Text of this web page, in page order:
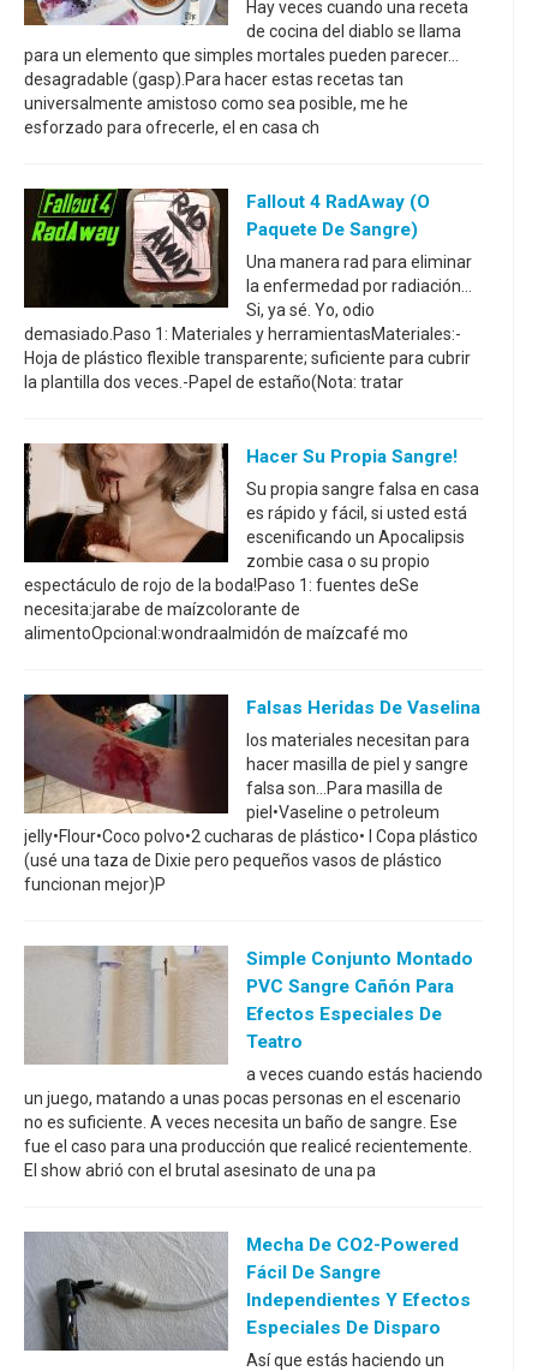
Hay veces cuando una receta
de cocina del diablo se llama
para un elemento que simples mortales pueden parecer...
desagradable (gasp).Para hacer estas recetas tan
universalmente amistoso como sea posible, me he
esforzado para ofrecerle, el en casa ch
Fallout 4 RadAway (o
Paquete De Sangre)
Una manera rad para eliminar
la enfermedad por radiación...
Si, ya sé. Yo, odio
demasiado.Paso 1: Materiales y herramientasMateriales:-
Hoja de plástico flexible transparente; suficiente para cubrir
la plantilla dos veces.-Papel de estaño(Nota: tratar
Hacer Su Propia Sangre!
Su propia sangre falsa en casa
es rápido y fácil, si usted está
escenificando un Apocalipsis
zombie casa o su propio
espectáculo de rojo de la boda!Paso 1: fuentes deSe
necesita:jarabe de maízcolorante de
alimentoOpcional:wondraalmidón de maízcafé mo
Falsas Heridas De Vaselina
los materiales necesitan para
hacer masilla de piel y sangre
falsa son...Para masilla de
piel•Vaseline o petroleum
jelly•Flour•Coco polvo•2 cucharas de plástico• I Copa plástico
(usé una taza de Dixie pero pequeños vasos de plástico
funcionan mejor)P
Simple Conjunto Montado
PVC Sangre Cañón Para
Efectos Especiales De
Teatro
a veces cuando estás haciendo
un juego, matando a unas pocas personas en el escenario
no es suficiente. A veces necesita un baño de sangre. Ese
fue el caso para una producción que realicé recientemente.
El show abrió con el brutal asesinato de una pa
Mecha De CO2-Powered
Fácil De Sangre
Independientes Y Efectos
Especiales De Disparo
Así que estás haciendo un